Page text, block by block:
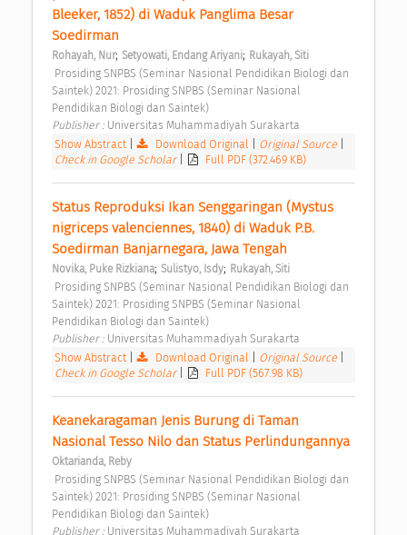
Bleeker, 1852) di Waduk Panglima Besar
Soedirman
Rohayah, Nur; Setyowati, Endang Ariyani; Rukayah, Siti
Saintek) 2021: Prosiding SNPBS (Seminar Nasional
Pendidikan Biologi dan Saintek)
Publisher : Universitas Muhammadiyah Surakarta
Show Abstract| Download Original Original Source
Check in Google Scholar
Full PDF (372.469 KB)
Status Reproduksi Ikan Senggaringan (Mystus
nigriceps valenciennes, 1840) di Waduk P.B.
Soedirman Banjarnegara, Jawa Tengah
Novika, Puke Rizkiana; Sulistyo, Isdy; Rukayah, Siti
Saintek) 2021: Prosiding SNPBS (Seminar Nasional
Pendidikan Biologi dan Saintek)
Publisher : Universitas Muhammadiyah Surakarta
Show Abstract| Download Original Original Source
Check in Google Scholar
Full PDF (567.98 KB)
Keanekaragaman Jenis Burung di Taman
Nasional Tesso Nilo dan Status Perlindungannya
Oktarianda, Reby
Saintek) 2021: Prosiding SNPBS (Seminar Nasional
Pendidikan Biologi dan Saintek)
Publisher : Universitas Muhammadiyah Surakarta